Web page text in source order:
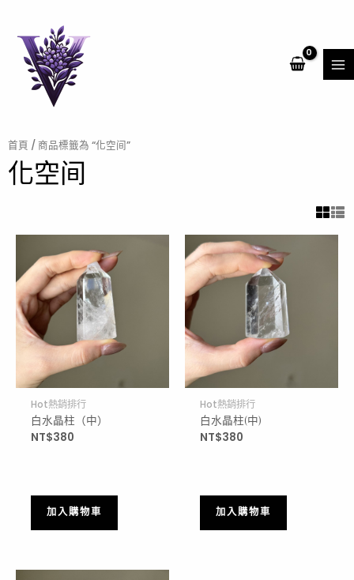
首頁 / 商品標籤為 “化空间”
化空间
Hot熱銷排行
白水晶柱（中）
NT$380
加入購物車
Hot熱銷排行
白水晶柱(中)
NT$380
加入購物車